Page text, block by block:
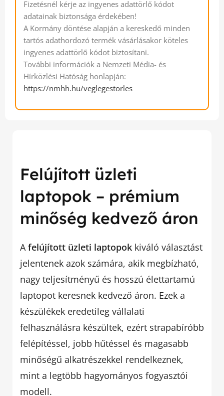
Fizetésnél kérje az ingyenes adattörlő kódot
adatainak biztonsága érdekében!
A Kormány döntése alapján a kereskedő minden
tartós adathordozó termék vásárlásakor köteles
ingyenes adattörlő kódot biztosítani.
További információk a Nemzeti Média- és
Hírközlési Hatóság honlapján:
https://nmhh.hu/veglegestorles
Felújított üzleti
laptopok – prémium
minőség kedvező áron
Afelújított üzleti laptopok kiváló választást
jelentenek azok számára, akik megbízható,
nagy teljesítményű és hosszú élettartamú
laptopot keresnek kedvező áron. Ezek a
készülékek eredetileg vállalati
felhasználásra készültek, ezért strapabíróbb
felépítéssel, jobb hűtéssel és magasabb
minőségű alkatrészekkel rendelkeznek,
mint a legtöbb hagyományos fogyasztói
modell.